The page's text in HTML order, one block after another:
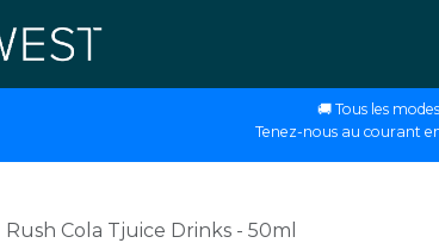
🚚 Tous les
Tenez-nous au courant
Rush Cola Tjuice Drinks - 50ml